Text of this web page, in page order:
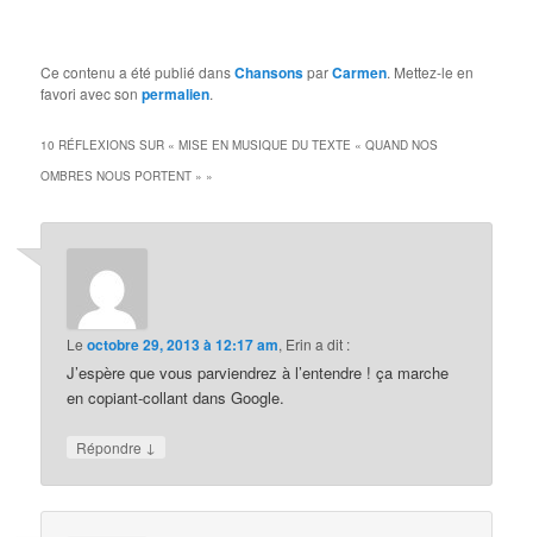
Ce contenu a été publié dansChansonsparCarmen. Mettez-le en
favori avec sonpermalien.
10 RÉFLEXIONS SUR «MISE EN MUSIQUE DU TEXTE « QUAND NOS
OMBRES NOUS PORTENT » »
Leoctobre 29, 2013 à 12:17 am, Erin a dit :
J’espère que vous parviendrez à l’entendre ! ça marche
en copiant-collant dans Google.
Répondre ↓